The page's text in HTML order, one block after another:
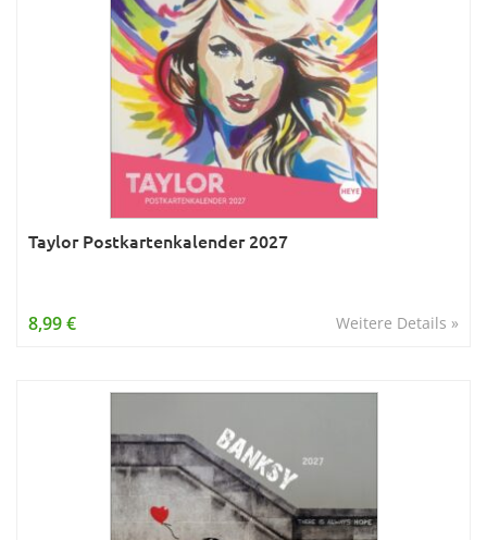
Taylor Postkartenkalender 2027
Weitere Details »
8,99 €